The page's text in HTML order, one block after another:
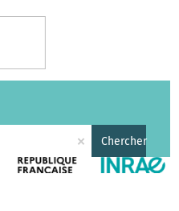
× Chercher